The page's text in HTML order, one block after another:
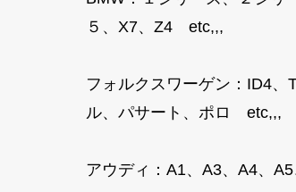
５、X7、Z4 etc,,,
フォルクスワーゲン：ID4
ル、パサート、ポロ etc,,,
アウディ：A1、A3、A4、